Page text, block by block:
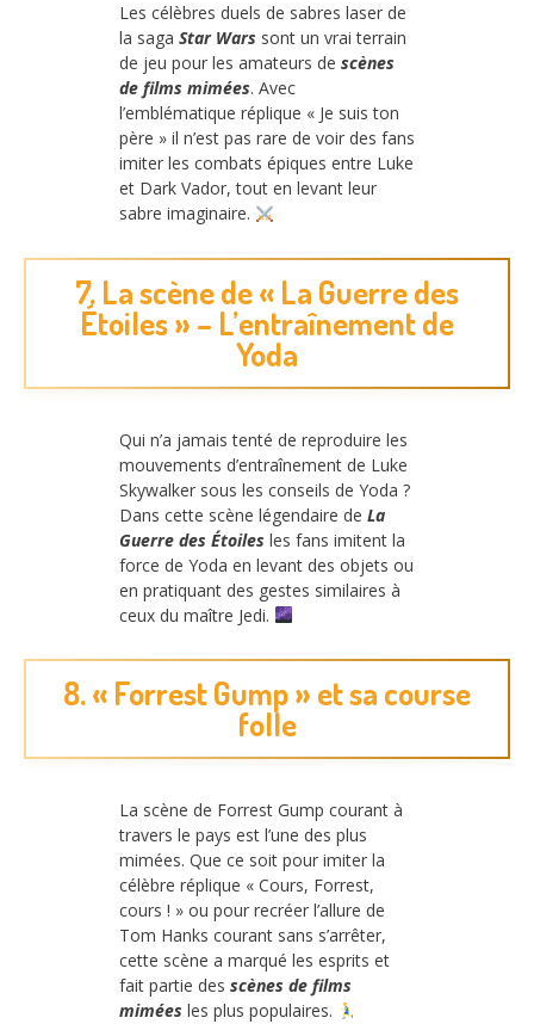
Les célèbres duels de sabres laser de
la saga Star Wars sont un vrai terrain
de jeu pour les amateurs de scènes
de films mimées. Avec
l’emblématique réplique « Je suis ton
père » il n’est pas rare de voir des fans
imiter les combats épiques entre Luke
et Dark Vador, tout en levant leur
sabre imaginaire.
7. La scène de « La Guerre des
Étoiles » – L’entraînement de
Yoda
Qui n’a jamais tenté de reproduire les
mouvements d’entraînement de Luke
Skywalker sous les conseils de Yoda ?
Dans cette scène légendaire de La
Guerre des Étoiles les fans imitent la
force de Yoda en levant des objets ou
en pratiquant des gestes similaires à
ceux du maître Jedi.
8. « Forrest Gump » et sa course
folle
La scène de Forrest Gump courant à
travers le pays est l’une des plus
mimées. Que ce soit pour imiter la
célèbre réplique « Cours, Forrest,
cours ! » ou pour recréer l’allure de
Tom Hanks courant sans s’arrêter,
cette scène a marqué les esprits et
fait partie des scènes de films
mimées les plus populaires.